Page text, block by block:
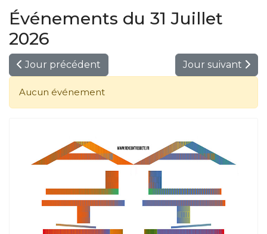
Événements du 31 Juillet
2026
Jour précédent Jour suivant
Aucun événement